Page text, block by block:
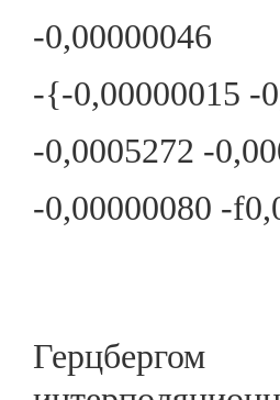
-0,00000046
-{-0,00000015 -
-0,0005272 -
-0,00000080 -